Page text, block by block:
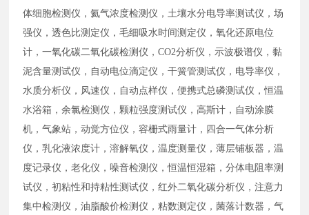
体细胞检测仪，氦气浓度检测仪，土壤水分电导率测试仪，场
强仪，透色比测定仪，毛细吸水时间测定仪，氧化还原电位
计，一氧化碳二氧化碳检测仪，CO2分析仪，示波极谱仪，黏
泥含量测试仪，自动电位滴定仪，干簧管测试仪，电导率仪，
水质分析仪，风速仪，自动点样仪，便携式总磷测试仪，恒温
水浴箱，余氯检测仪，颗粒强度测试仪，高斯计，自动涂膜
机，气象站，动觉方位仪，容栅式雨量计，四合一气体分析
仪，乳化液浓度计，溶解氧仪，温度测量仪，薄层铺板器，温
度记录仪，老化仪，噪音检测仪，恒温恒湿箱，分体电阻率测
试仪，初粘性和持粘性测试仪，红外二氧化碳分析仪，注意力
集中检测仪，油脂酸价检测仪，粘数测定仪，菌落计数器，气